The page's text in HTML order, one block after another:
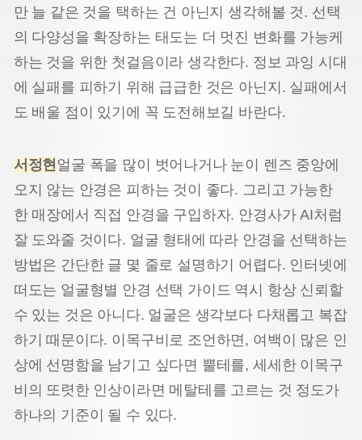
만 늘 같은 것을 택하는 건 아닌지 생각해볼 것. 선택
의 다양성을 확장하는 태도는 더 멋진 변화를 가능케
하는 것을 위한 첫걸음이라 생각한다. 정보 과잉 시대
에 실패를 피하기 위해 급급한 것은 아닌지. 실패에서
도 배울 점이 있기에 꼭 도전해보길 바란다.
서정현 얼굴 폭을 많이 벗어나거나 눈이 렌즈 중앙에
오지 않는 안경은 피하는 것이 좋다. 그리고 가능한
한 매장에서 직접 안경을 구입하자. 안경사가 AI처럼
잘 도와줄 것이다. 얼굴 형태에 따라 안경을 선택하는
방법은 간단한 글 몇 줄로 설명하기 어렵다. 인터넷에
떠도는 얼굴형별 안경 선택 가이드 역시 항상 신뢰할
수 있는 것은 아니다. 얼굴은 생각보다 다채롭고 복잡
하기 때문이다. 이목구비로 조언하면, 여백이 많은 인
상에 선명함을 남기고 싶다면 뿔테를, 세세한 이목구
비의 또렷한 인상이라면 메탈테를 고르는 것 정도가
하나의 기준이 될 수 있다.